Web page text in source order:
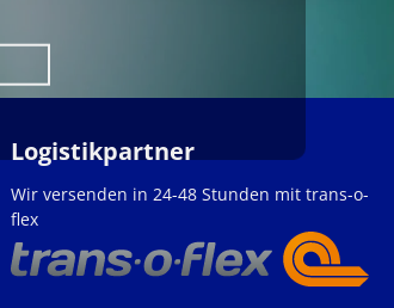
Logistikpartner
Wir versenden in 24-48 Stunden mit trans-o-
flex